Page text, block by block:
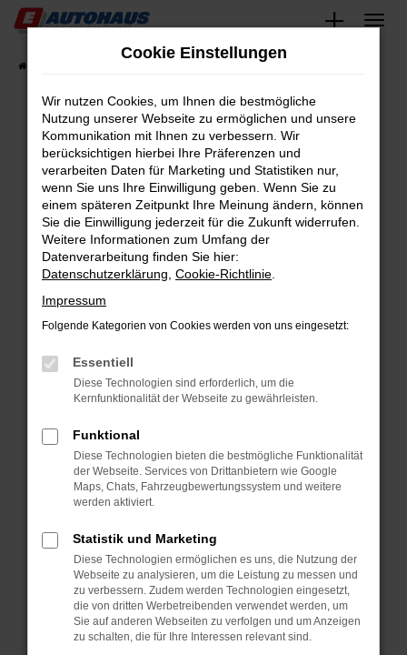
Zum
springen
Fahrzeugsuche
Fehler: Network Error
Beim Laden ist ein Fehler aufgetreten.
Hier sind ein paar Tipps, die dir helfen können:
Überprüfe deine Firewall und deine
Internetverbindung.
Laden andere Webseiten, zum Beispiel deine
Suchmaschine?
Prüfe deine Browsererweiterungen.
können das Laden bestimmter Seiten
verhindern. Funktioniert die Seite in einem
anderen Browser oder in einem privaten
Starte dein Gerät neu.
Das kann manchmal helfen, vorübergehende
Probleme zu beheben.
Betriebssystem auf dem neuesten Stand
sind.
Veraltete Software birgt nicht nur ein
Sicherheitsrisiko, sondern kann auch dazu
führen, dass bestimmte Funktionen nicht mehr
unterstützt werden.
Cookie Einstellungen
Wir nutzen Cookies, um Ihnen die bestmögliche
Nutzung unserer Webseite zu ermöglichen und unsere
Kommunikation mit Ihnen zu verbessern. Wir
berücksichtigen hierbei Ihre Präferenzen und
verarbeiten Daten für Marketing und Statistiken nur,
wenn Sie uns Ihre Einwilligung geben. Wenn Sie zu
einem späteren Zeitpunkt Ihre Meinung ändern, können
Sie die Einwilligung jederzeit für die Zukunft widerrufen.
Weitere Informationen zum Umfang der
Datenverarbeitung finden Sie hier:
Datenschutzerklärung Cookie-Richtlinie
Impressum
Folgende Kategorien von Cookies werden von uns eingesetzt:
Essentiell
Diese Technologien sind erforderlich, um die
Kernfunktionalität der Webseite zu gewährleisten.
Funktional
Diese Technologien bieten die bestmögliche Funktionalität
der Webseite. Services von Drittanbietern wie Google
Maps, Chats, Fahrzeugbewertungssystem und weitere
werden aktiviert.
Statistik und Marketing
Diese Technologien ermöglichen es uns, die Nutzung der
Webseite zu analysieren, um die Leistung zu messen und
zu verbessern. Zudem werden Technologien eingesetzt,
die von dritten Werbetreibenden verwendet werden, um
Sie auf anderen Webseiten zu verfolgen und um Anzeigen
zu schalten, die für Ihre Interessen relevant sind.